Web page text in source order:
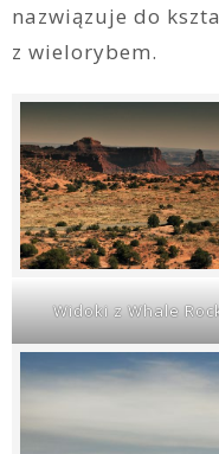
nazwiązuje do
z wielorybem.
Widoki z Whale